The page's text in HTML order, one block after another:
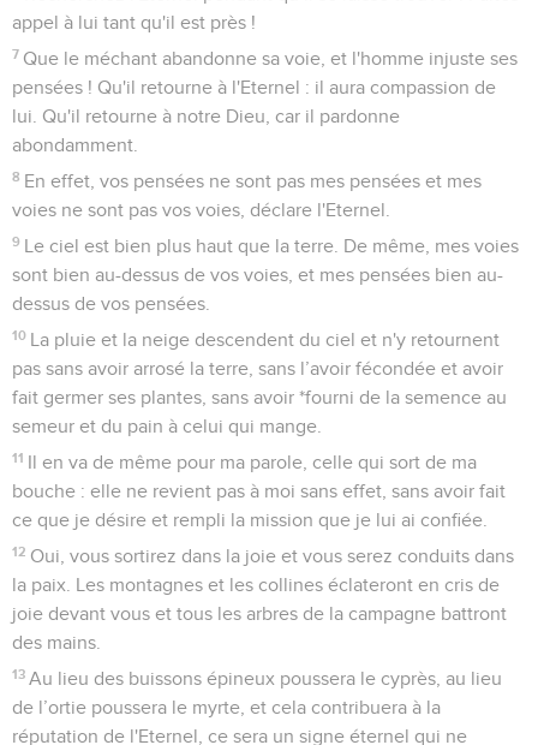
appel à lui tant qu'il est près !
7 Que le méchant abandonne sa voie, et l'homme injuste ses
pensées ! Qu'il retourne à l'Eternel : il aura compassion de
lui. Qu'il retourne à notre Dieu, car il pardonne
abondamment.
8 En effet, vos pensées ne sont pas mes pensées et mes
voies ne sont pas vos voies, déclare l'Eternel.
9 Le ciel est bien plus haut que la terre. De même, mes voies
sont bien au-dessus de vos voies, et mes pensées bien au-
dessus de vos pensées.
10 La pluie et la neige descendent du ciel et n'y retournent
pas sans avoir arrosé la terre, sans l’avoir fécondée et avoir
fait germer ses plantes, sans avoir *fourni de la semence au
semeur et du pain à celui qui mange.
11 Il en va de même pour ma parole, celle qui sort de ma
bouche : elle ne revient pas à moi sans effet, sans avoir fait
ce que je désire et rempli la mission que je lui ai confiée.
12 Oui, vous sortirez dans la joie et vous serez conduits dans
la paix. Les montagnes et les collines éclateront en cris de
joie devant vous et tous les arbres de la campagne battront
des mains.
13 Au lieu des buissons épineux poussera le cyprès, au lieu
de l’ortie poussera le myrte, et cela contribuera à la
réputation de l'Eternel, ce sera un signe éternel qui ne